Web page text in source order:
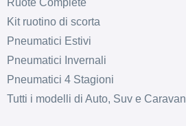
Ruote Complete
Kit ruotino di scorta
Pneumatici Estivi
Pneumatici Invernali
Pneumatici 4 Stagioni
Tutti i modelli di Auto, Suv e Caravan